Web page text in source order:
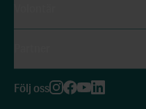
Följ oss